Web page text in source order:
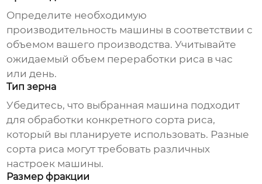
Определите необходимую
производительность машины в соответствии с
объемом вашего производства. Учитывайте
ожидаемый объем переработки риса в час
или день.
Тип зерна
Убедитесь, что выбранная машина подходит
для обработки конкретного сорта риса,
который вы планируете использовать. Разные
сорта риса могут требовать различных
настроек машины.
Размер фракции